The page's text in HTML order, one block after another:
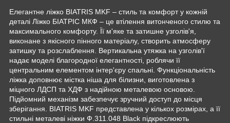
Елегантне ліжко BIATRIS MKF – стиль та комфорт у кожній
деталі Ліжко БІАТРІС МКФ – це втілення витонченого стилю та
максимального комфорту. Її м'яке та затишне узголів'я,
виконане з якісного пінного матеріалу, створить атмосферу
затишку та розслаблення. Вертикальна утяжка на узголів'ї
надає моделі благородної елегантності, роблячи її
центральним елементом інтер'єру спальні. Функціональність
ліжка доповнює містка ніша для білизни, виготовлена ​​з
міцного ЛДСП та ХДФ з надійною металевою основою.
Підйомний механізм забезпечує зручний доступ до місця
зберігання. BIATRIS MKF представлена ​​у кількох розмірах, а її
стильні металеві ніжки Ф.311.048 Black підкреслюють